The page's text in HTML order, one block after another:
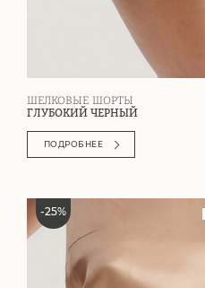
ШЕЛКОВЫЕ ШОРТЫ
ГЛУБОКИЙ ЧЕРНЫЙ
ПОДРОБНЕЕ
-25%